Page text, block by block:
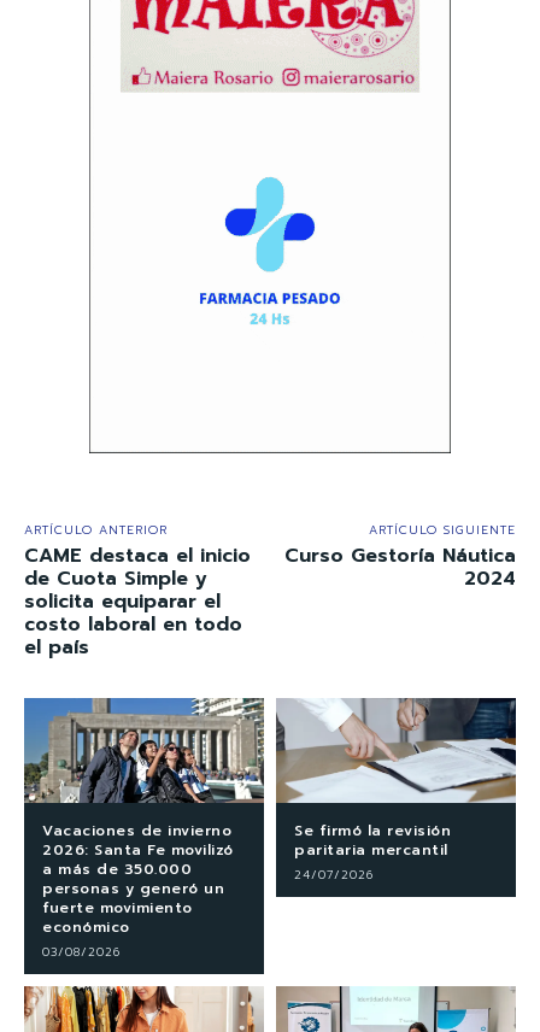
ARTÍCULO ANTERIOR
CAME destaca el inicio
de Cuota Simple y
solicita equiparar el
costo laboral en todo
el país
ARTÍCULO SIGUIENTE
Curso Gestoría Náutica
2024
Vacaciones de invierno
2026: Santa Fe movilizó
a más de 350.000
personas y generó un
fuerte movimiento
económico
03/08/2026
Se firmó la revisión
paritaria mercantil
24/07/2026